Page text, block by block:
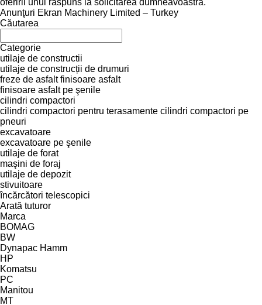
Anunţuri Ekran Machinery Limited – Turkey
Căutarea
Categorie
utilaje de constructii
utilaje de construcții de drumuri
freze de asfalt finisoare asfalt
finisoare asfalt pe şenile
cilindri compactori
cilindri compactori pentru terasamente cilindri compactori pe
pneuri
excavatoare
excavatoare pe şenile
utilaje de forat
maşini de foraj
utilaje de depozit
stivuitoare
încărcători telescopici
Arată tuturor
Marca
BOMAG
BW
Dynapac Hamm
HP
Komatsu
PC
Manitou
MT